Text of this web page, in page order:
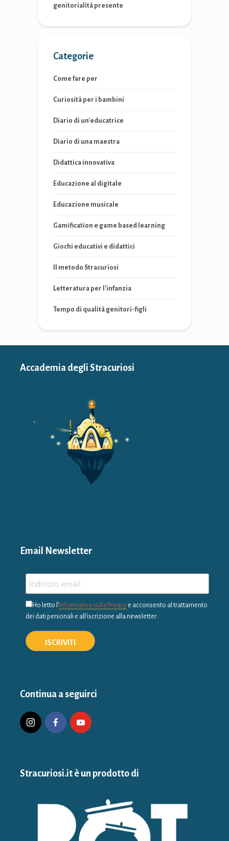
genitorialità presente
Categorie
Come fare per
Curiosità per i bambini
Diario di un'educatrice
Diario di una maestra
Didattica innovativa
Educazione al digitale
Educazione musicale
Gamification e game based learning
Giochi educativi e didattici
Il metodo Stracuriosi
Letteratura per l'infanzia
Tempo di qualità genitori-figli
Accademia degli Stracuriosi
Email Newsletter
Ho letto l' Informativa sulla Privacy e acconsento al trattamento
dei dati personali e all'iscrizione alla newsletter:
Continua a seguirci
Stracuriosi.it è un prodotto di